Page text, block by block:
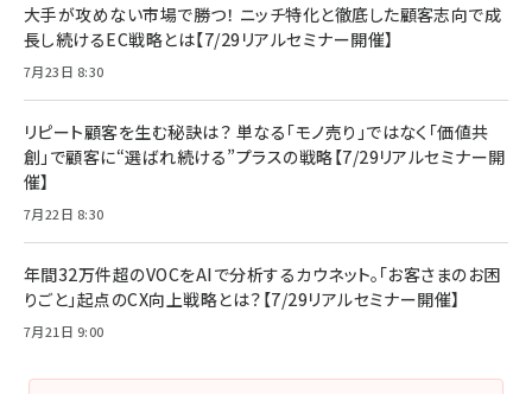
大手が攻めない市場で勝つ！ ニッチ特化と徹底した顧客志向で成
長し続けるEC戦略とは【7/29リアルセミナー開催】
7月23日 8:30
リピート顧客を生む秘訣は？ 単なる「モノ売り」ではなく「価値共
創」で顧客に“選ばれ続ける”プラスの戦略【7/29リアルセミナー開
催】
7月22日 8:30
年間32万件超のVOCをAIで分析するカウネット。「お客さまのお困
りごと」起点のCX向上戦略とは？【7/29リアルセミナー開催】
7月21日 9:00